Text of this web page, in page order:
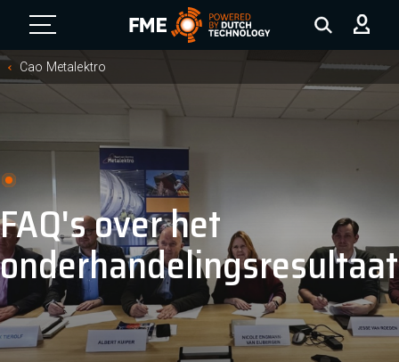
FME Logo, to the homepage
Cao Metalektro
FAQ's over het
onderhandelingsresultaat